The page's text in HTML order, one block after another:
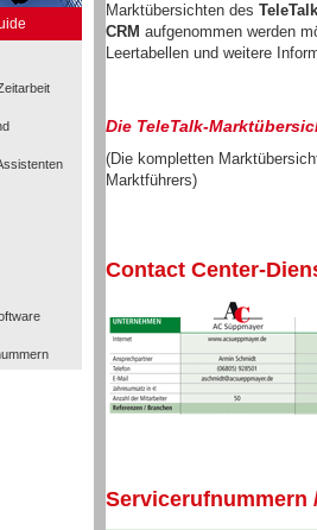
Marktübersichten des
CRM aufgenommen werden
Leertabellen und weitere
Die TeleTalk-
(Die kompletten
Marktführers)
Contact Center-
Servicerufnummern